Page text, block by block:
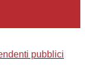
pubblici